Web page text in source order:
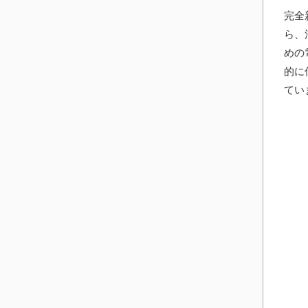
完全
ら
めの
的に
てい